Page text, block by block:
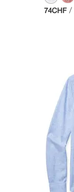
74CHF /